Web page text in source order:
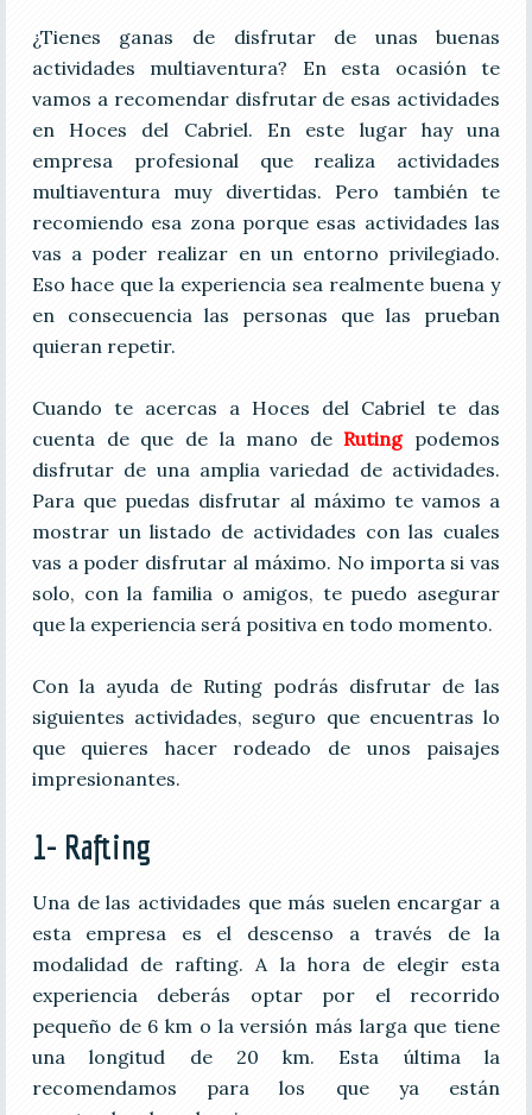
¿Tienes ganas de disfrutar de unas buenas
actividades multiaventura? En esta ocasión te
vamos a recomendar disfrutar de esas actividades
en Hoces del Cabriel. En este lugar hay una
empresa profesional que realiza actividades
multiaventura muy divertidas. Pero también te
recomiendo esa zona porque esas actividades las
vas a poder realizar en un entorno privilegiado.
Eso hace que la experiencia sea realmente buena y
en consecuencia las personas que las prueban
quieran repetir.
Cuando te acercas a Hoces del Cabriel te das
cuenta de que de la mano deRuting podemos
disfrutar de una amplia variedad de actividades.
Para que puedas disfrutar al máximo te vamos a
mostrar un listado de actividades con las cuales
vas a poder disfrutar al máximo. No importa si vas
solo, con la familia o amigos, te puedo asegurar
que la experiencia será positiva en todo momento.
Con la ayuda de Ruting podrás disfrutar de las
siguientes actividades, seguro que encuentras lo
que quieres hacer rodeado de unos paisajes
impresionantes.
1- Rafting
Una de las actividades que más suelen encargar a
esta empresa es el descenso a través de la
modalidad de rafting. A la hora de elegir esta
experiencia deberás optar por el recorrido
pequeño de 6 km o la versión más larga que tiene
una longitud de 20 km. Esta última la
recomendamos para los que ya están